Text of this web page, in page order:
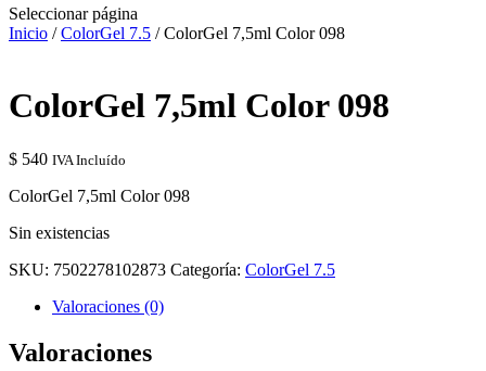
Seleccionar página
Inicio /ColorGel 7.5 / ColorGel 7,5ml Color 098
ColorGel 7,5ml Color 098
$ 540 IVA Incluído
ColorGel 7,5ml Color 098
Sin existencias
SKU: 7502278102873 Categoría: ColorGel 7.5
Valoraciones (0)
Valoraciones